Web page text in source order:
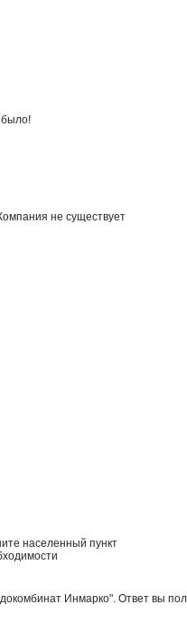
было!
на
не существует
населенный пункт
Инмарко". Ответ вы